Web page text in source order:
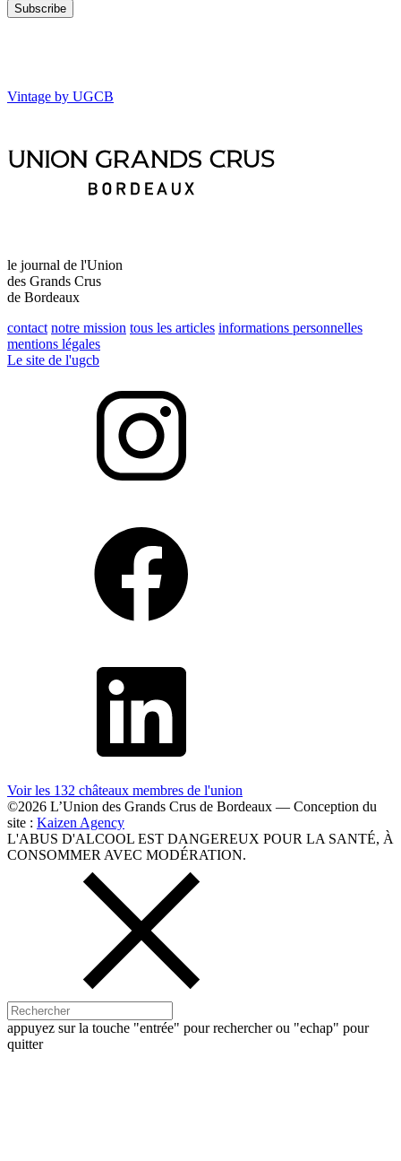
Vintage by UGCB
le journal de l'Union
des Grands Crus
de Bordeaux
contact notre mission tous les articles informations personnelles
mentions légales
Le site de l'ugcb
Voir les 132 châteaux membres de l'union
©2026 L’Union des Grands Crus de Bordeaux — Conception du
site : Kaizen Agency
L'ABUS D'ALCOOL EST DANGEREUX POUR LA SANTÉ, À
CONSOMMER AVEC MODÉRATION.
appuyez sur la touche "entrée" pour rechercher ou "echap" pour
quitter